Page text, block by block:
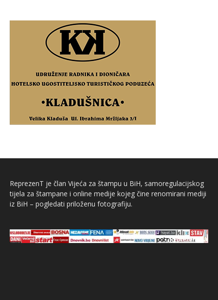
ReprezenT je član Vijeća za štampu u BiH, samoregulacijskog
tijela za štampane i online medije kojeg čine renomirani mediji
iz BiH – pogledati priloženu fotografiju.